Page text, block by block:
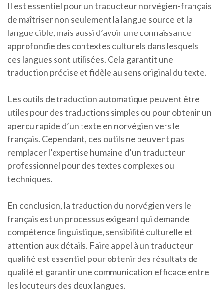
Il est essentiel pour un traducteur norvégien-français
de maîtriser non seulement la langue source et la
langue cible, mais aussi d’avoir une connaissance
approfondie des contextes culturels dans lesquels
ces langues sont utilisées. Cela garantit une
traduction précise et fidèle au sens original du texte.
Les outils de traduction automatique peuvent être
utiles pour des traductions simples ou pour obtenir un
aperçu rapide d’un texte en norvégien vers le
français. Cependant, ces outils ne peuvent pas
remplacer l’expertise humaine d’un traducteur
professionnel pour des textes complexes ou
techniques.
En conclusion, la traduction du norvégien vers le
français est un processus exigeant qui demande
compétence linguistique, sensibilité culturelle et
attention aux détails. Faire appel à un traducteur
qualifié est essentiel pour obtenir des résultats de
qualité et garantir une communication efficace entre
les locuteurs des deux langues.